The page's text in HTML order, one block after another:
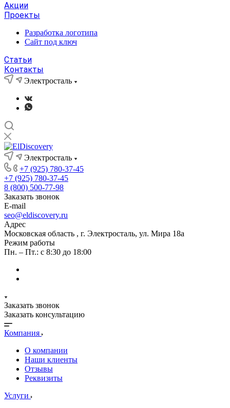
Акции
Проекты
Разработка логотипа
Сайт под ключ
Статьи
Контакты
Электросталь
Электросталь
+7 (925) 780-37-45
+7 (925) 780-37-45
8 (800) 500-77-98
Заказать звонок
E-mail
seo@eldiscovery.ru
Адрес
Московская область , г. Электросталь, ул. Мира 18а
Режим работы
Пн. – Пт.: с 8:30 до 18:00
Заказать звонок
Заказать консультацию
Компания
О компании
Наши клиенты
Отзывы
Реквизиты
Услуги